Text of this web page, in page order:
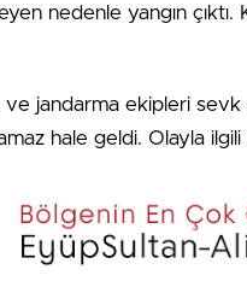
nedenle yangın çıktı.
ve jandarma ekipleri
hale geldi. Olayla ilgili